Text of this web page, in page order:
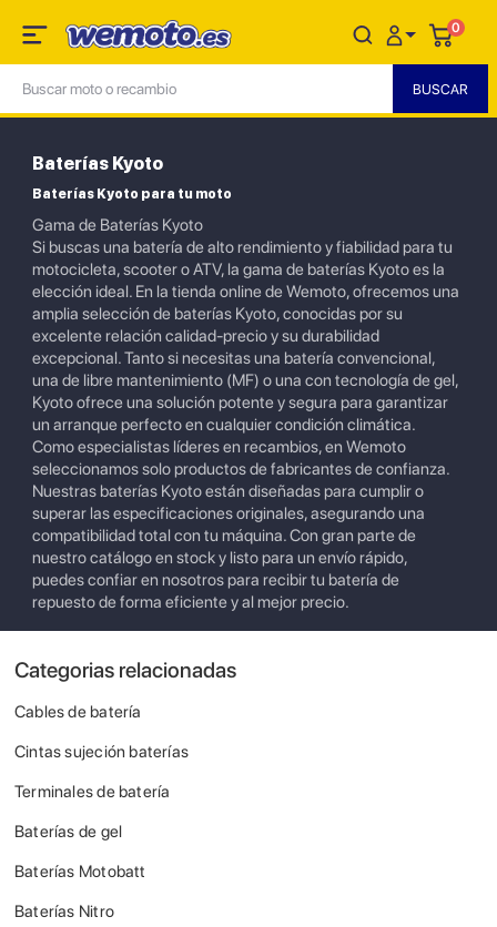
0
Baterías Kyoto
Baterías Kyoto para tu moto
Gama de Baterías Kyoto
Si buscas una batería de alto rendimiento y fiabilidad para tu
motocicleta, scooter o ATV, la gama de baterías Kyoto es la
elección ideal. En la tienda online de Wemoto, ofrecemos una
amplia selección de baterías Kyoto, conocidas por su
excelente relación calidad-precio y su durabilidad
excepcional. Tanto si necesitas una batería convencional,
una de libre mantenimiento (MF) o una con tecnología de gel,
Kyoto ofrece una solución potente y segura para garantizar
un arranque perfecto en cualquier condición climática.
Como especialistas líderes en recambios, en Wemoto
seleccionamos solo productos de fabricantes de confianza.
Nuestras baterías Kyoto están diseñadas para cumplir o
superar las especificaciones originales, asegurando una
compatibilidad total con tu máquina. Con gran parte de
nuestro catálogo en stock y listo para un envío rápido,
puedes confiar en nosotros para recibir tu batería de
repuesto de forma eficiente y al mejor precio.
Categorias relacionadas
Cables de batería
Cintas sujeción baterías
Terminales de batería
Baterías de gel
Baterías Motobatt
Baterías Nitro